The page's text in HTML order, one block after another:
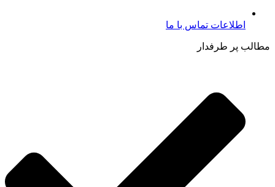
اطلاعات تماس با ما​
مطالب پر طرفدار